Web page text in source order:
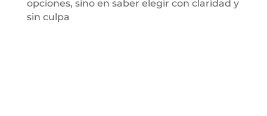
opciones, sino en saber elegir con claridad y
sin culpa